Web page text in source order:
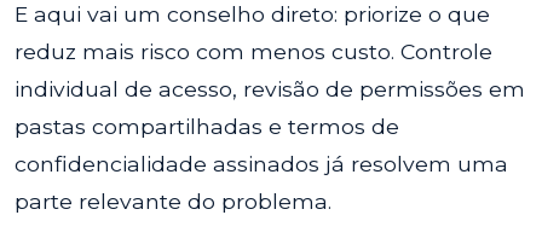
E aqui vai um conselho direto: priorize o que
reduz mais risco com menos custo. Controle
individual de acesso, revisão de permissões em
pastas compartilhadas e termos de
confidencialidade assinados já resolvem uma
parte relevante do problema.